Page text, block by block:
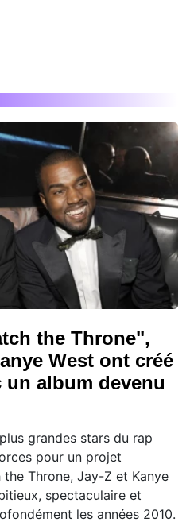
the Throne",
West ont créé
un album devenu
grandes stars du rap
pour un projet
Throne, Jay-Z et Kanye
spectaculaire et
les années 2010.